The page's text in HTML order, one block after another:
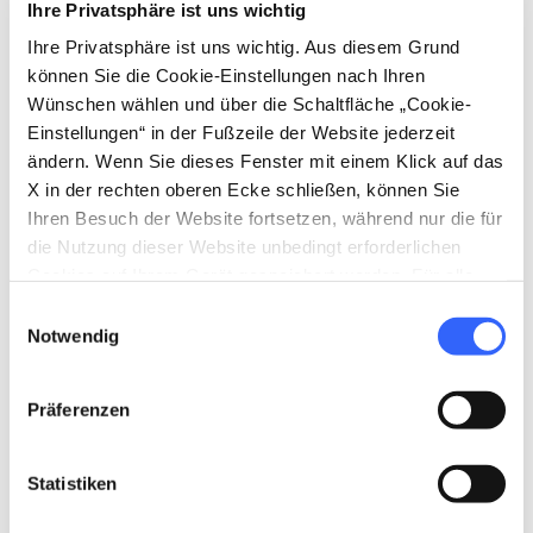
Ihre Privatsphäre ist uns wichtig
Ihre Privatsphäre ist uns wichtig. Aus diesem Grund
können Sie die Cookie-Einstellungen nach Ihren
Wünschen wählen und über die Schaltfläche „Cookie-
Einstellungen“ in der Fußzeile der Website jederzeit
ändern. Wenn Sie dieses Fenster mit einem Klick auf das
X in der rechten oberen Ecke schließen, können Sie
Ihren Besuch der Website fortsetzen, während nur die für
die Nutzung dieser Website unbedingt erforderlichen
Zustimmung.
Notwendig
Präferenzen
Statistiken
directions Wegbeschreibung
Hinweise
home
Firenze
language Webseite